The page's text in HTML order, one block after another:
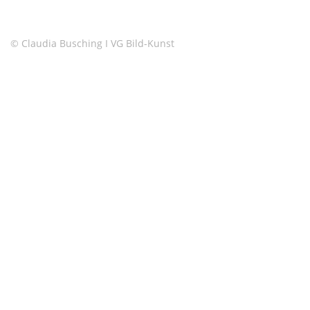
© Claudia Busching I VG Bild-Kunst